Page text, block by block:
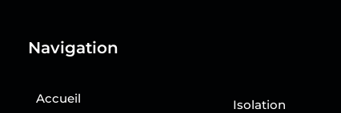
Navigation
Accueil
Isolation